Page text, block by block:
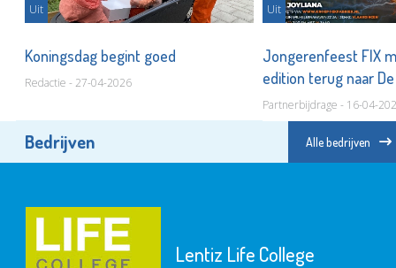
Uit
Koningsdag begint goed
Redactie - 27-04-2026
Uit
Jongerenfeest FIX
edition terug naar
Partnerbijdrage - 16-04-
Bedrijven Alle bedrijven
Lentiz Life College